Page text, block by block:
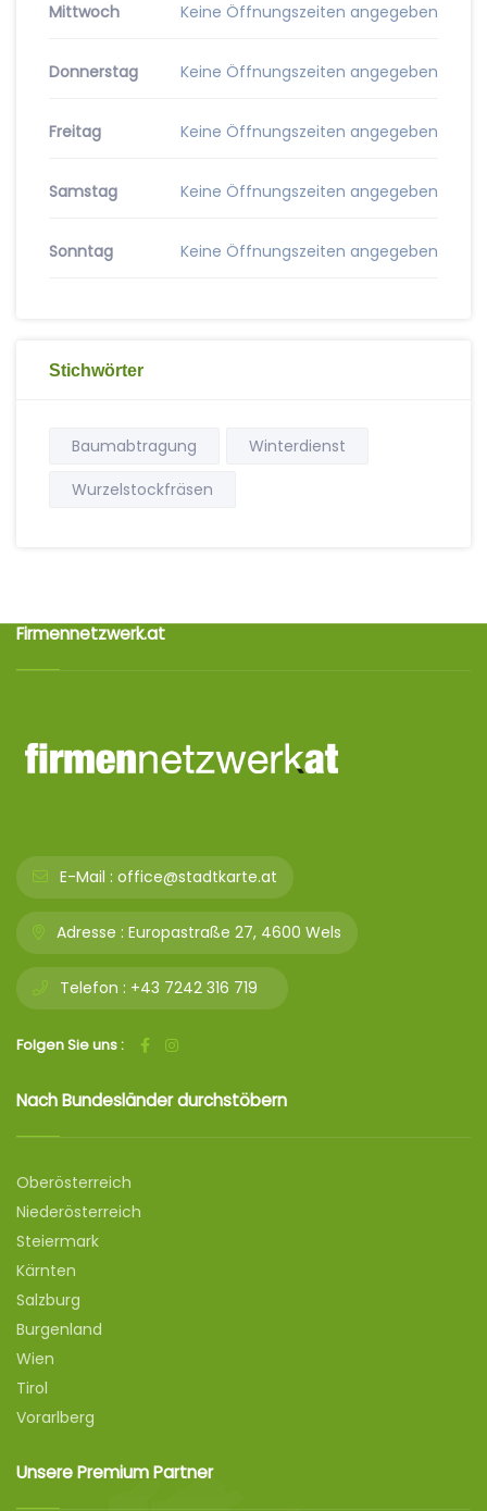
Mittwoch Keine Öffnungszeiten angegeben
Donnerstag Keine Öffnungszeiten angegeben
Freitag Keine Öffnungszeiten angegeben
Samstag Keine Öffnungszeiten angegeben
Sonntag Keine Öffnungszeiten angegeben
Stichwörter
Baumabtragung
Winterdienst
Wurzelstockfräsen
Firmennetzwerk.at
E-Mail : office@stadtkarte.at
Adresse : Europastraße 27, 4600 Wels
Telefon : +43 7242 316 719
Folgen Sie uns :
Nach Bundesländer durchstöbern
Oberösterreich
Niederösterreich
Steiermark
Kärnten
Salzburg
Burgenland
Wien
Tirol
Vorarlberg
Unsere Premium Partner